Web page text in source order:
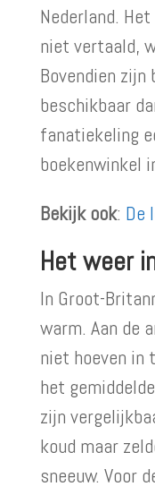
Nederland.
niet vertaald,
Bovendien zijn
beschikbaar
fanatiekeling
boekenwinkel
Bekijk ook: De
Het weer
In Groot-
warm. Aan de
niet hoeven in
het
zijn
koud maar
sneeuw. Voor